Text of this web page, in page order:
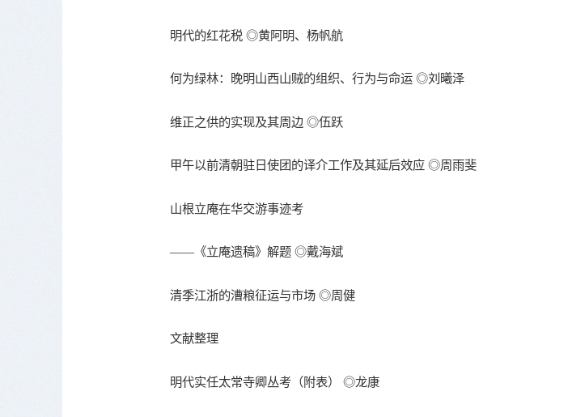
明代的红花税 ◎黄阿明、杨帆航
何为绿林：晚明山西山贼的组织、行为与命运 ◎刘曦泽
维正之供的实现及其周边 ◎伍跃
甲午以前清朝驻日使团的译介工作及其延后效应 ◎周雨斐
山根立庵在华交游事迹考
——《立庵遗稿》解题 ◎戴海斌
清季江浙的漕粮征运与市场 ◎周健
文献整理
明代实任太常寺卿丛考（附表） ◎龙康